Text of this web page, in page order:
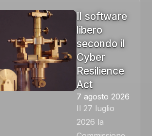
Il software
libero
secondo il
Cyber
Resilience
Act
7 agosto 2026
Il 27 luglio
2026 la